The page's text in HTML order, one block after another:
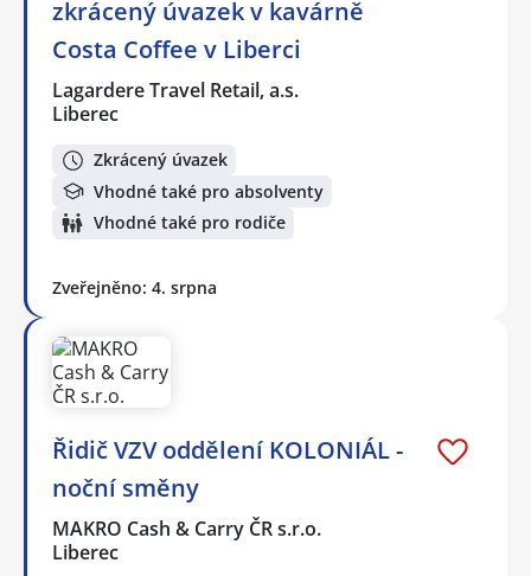
zkrácený úvazek v kavárně
Costa Coffee v Liberci
Lagardere Travel Retail, a.s.
Liberec
Zkrácený úvazek
Vhodné také pro absolventy
Vhodné také pro rodiče
Zveřejněno: 4. srpna
Řidič VZV oddělení KOLONIÁL -
noční směny
MAKRO Cash & Carry ČR s.r.o.
Liberec